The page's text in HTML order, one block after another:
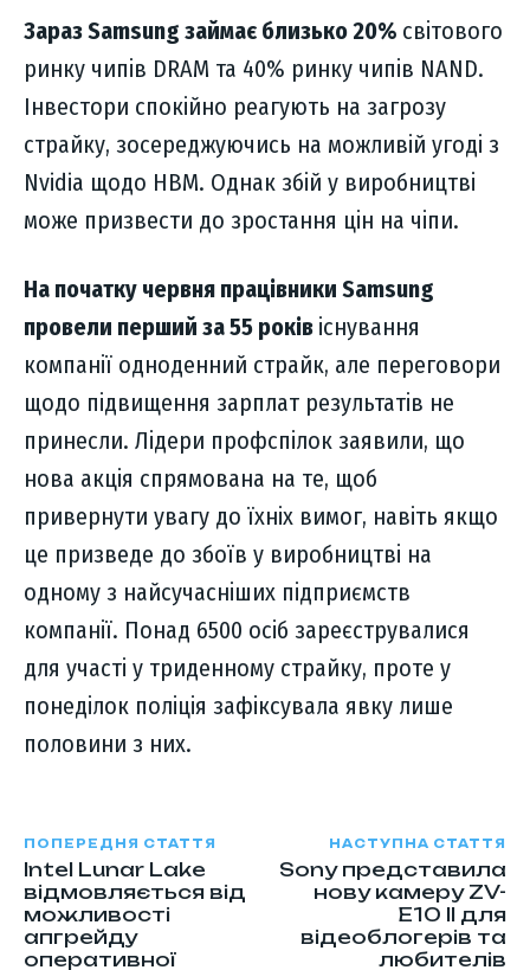
Зараз Samsung займає близько 20% світового
ринку чипів DRAM та 40% ринку чипів NAND.
Інвестори спокійно реагують на загрозу
страйку, зосереджуючись на можливій угоді з
Nvidia щодо HBM. Однак збій у виробництві
може призвести до зростання цін на чіпи.
На початку червня працівники Samsung
провели перший за 55 років існування
компанії одноденний страйк, але переговори
щодо підвищення зарплат результатів не
принесли. Лідери профспілок заявили, що
нова акція спрямована на те, щоб
привернути увагу до їхніх вимог, навіть якщо
це призведе до збоїв у виробництві на
одному з найсучасніших підприємств
компанії. Понад 6500 осіб зареєструвалися
для участі у триденному страйку, проте у
понеділок поліція зафіксувала явку лише
половини з них.
ПОПЕРЕДНЯ СТАТТЯ
Intel Lunar Lake
відмовляється від
можливості
апгрейду
оперативної
НАСТУПНА СТАТТЯ
Sony представила
нову камеру ZV-
E10 II для
відеоблогерів та
любителів